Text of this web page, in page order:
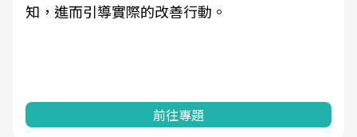
知，進而引導實際的改善行動。
前往專題